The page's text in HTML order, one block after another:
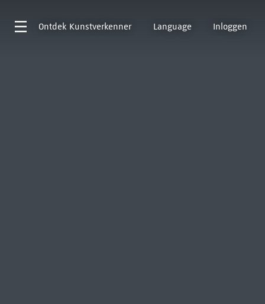
Ontdek Kunstverkenner Language Inloggen